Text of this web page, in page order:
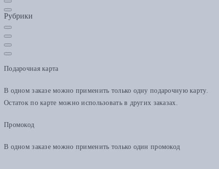
Рубрики
Подарочная карта
В одном заказе можно применить только одну подарочную карту.
Остаток по карте можно использовать в других заказах.
Промокод
В одном заказе можно применить только один промокод